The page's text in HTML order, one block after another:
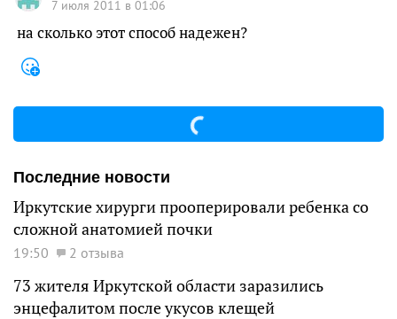
7 июля 2011 в 01:06
на сколько этот способ надежен?
Последние новости
Иркутские хирурги прооперировали ребенка со
сложной анатомией почки
19:50 2 отзыва
73 жителя Иркутской области заразились
энцефалитом после укусов клещей